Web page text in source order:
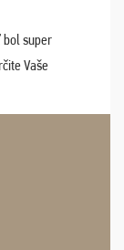
bol super
Vaše